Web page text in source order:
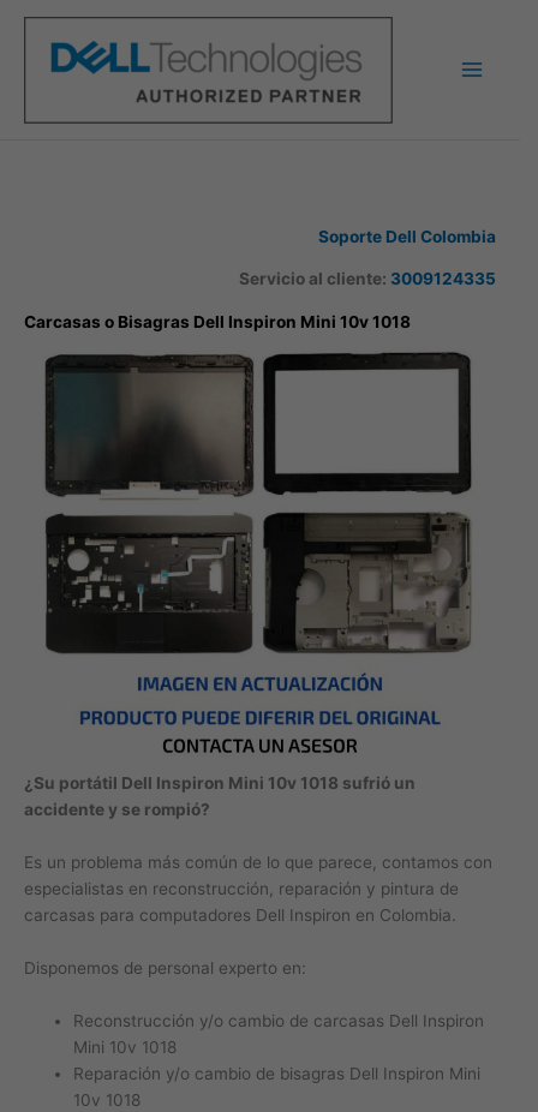
contenido
Soporte Dell Colombia
Servicio al cliente: 3009124335
Carcasas o Bisagras Dell Inspiron Mini 10v 1018
¿Su portátil Dell Inspiron Mini 10v 1018 sufrió un
accidente y se rompió?
Es un problema más común de lo que parece, contamos con
especialistas en reconstrucción, reparación y pintura de
carcasas para computadores Dell Inspiron en Colombia.
Disponemos de personal experto en:
Reconstrucción y/o cambio de carcasas Dell Inspiron
Mini 10v 1018
Reparación y/o cambio de bisagras Dell Inspiron Mini
10v 1018